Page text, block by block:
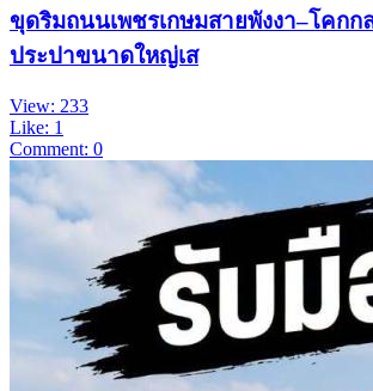
ขุดริมถนนเพชรเกษมสายพังงา–โคกก
ประปาขนาดใหญ่เส
View: 233
Like: 1
Comment: 0